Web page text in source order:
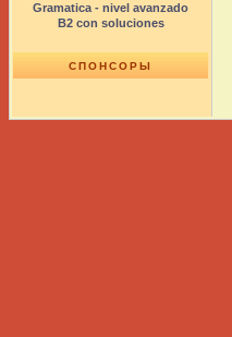
Gramatica - nivel avanzado
B2 con soluciones
СПОНСОРЫ